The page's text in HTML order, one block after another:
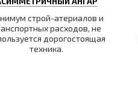
строй-атериалов и
расходов, не
дорогостоящая
техника.